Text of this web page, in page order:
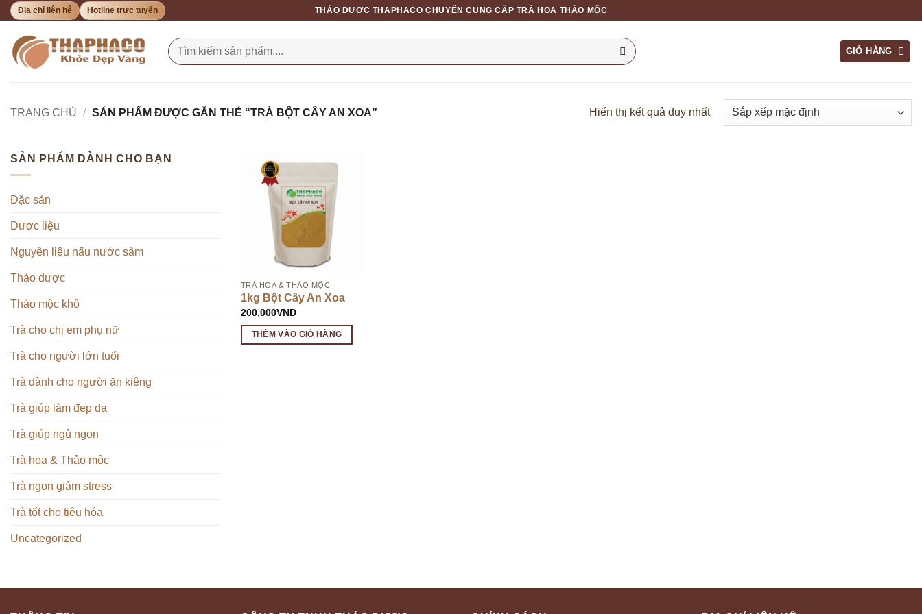
Bỏ
nội
dung
Địa chỉ liên hệ Hotline trực tuyến THẢO DƯỢC THAPHACO CHUYÊN CUNG CẤP TRÀ HOA THẢO MỘC
Tìm
kiếm:
GIỎ HÀNG
TRANG CHỦ / SẢN PHẨM ĐƯỢC GẮN THẺ “TRÀ BỘT CÂY AN XOA” Hiển thị kết quả duy nhất
SẢN PHẨM DÀNH CHO BẠN
Đặc sản
Dược liệu
Nguyên liệu nấu nước sâm
Thảo dược
Thảo mộc khô
Trà cho chị em phụ nữ
Trà cho người lớn tuổi
Trà dành cho người ăn kiêng
Trà giúp làm đẹp da
Trà giúp ngủ ngon
Trà hoa & Thảo mộc
Trà ngon giảm stress
Trà tốt cho tiêu hóa
Uncategorized
TRÀ HOA & THẢO MỘC
1kg Bột Cây An Xoa
200,000VND
THÊM VÀO GIỎ HÀNG